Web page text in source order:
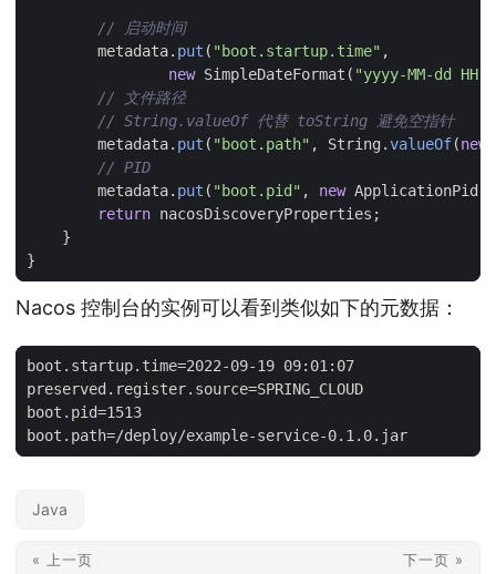
// 启动时间
metadata. put ( "boot.startup.time" ,
new SimpleDateFormat ( "yyyy-MM-dd
// 文件路径
// String.valueOf 代替 toString 避免空指针
metadata. put ( "boot.path" , String .valueOf(new
// PID
metadata. put ( "boot.pid" , new ApplicationPid
return nacosDiscoveryProperties ;
}
}
Nacos 控制台的实例可以看到类似如下的元数据：
Java
« 上一页 下一页 »